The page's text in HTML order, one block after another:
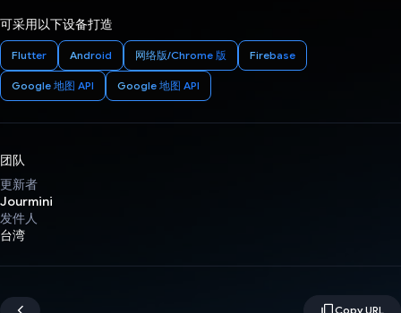
可采用以下设备打造
Flutter Android 网络版/Chrome 版 Firebase
Google 地图 API Google 地图 API
团队
更新者
Jourmini
发件人
台湾